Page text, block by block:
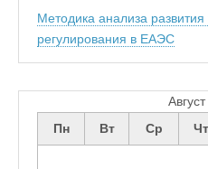
Методика анализа
регулирования в ЕАЭС
Пн
Вт Ср Чт